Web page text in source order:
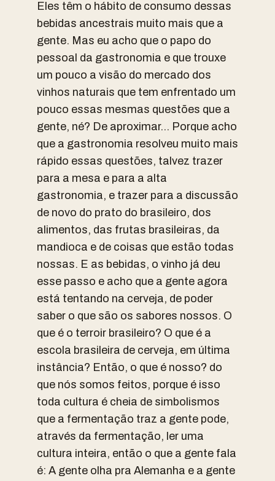
Eles têm o hábito de consumo dessas
bebidas ancestrais muito mais que a
gente. Mas eu acho que o papo do
pessoal da gastronomia e que trouxe
um pouco a visão do mercado dos
vinhos naturais que tem enfrentado um
pouco essas mesmas questões que a
gente, né? De aproximar… Porque acho
que a gastronomia resolveu muito mais
rápido essas questões, talvez trazer
para a mesa e para a alta
gastronomia, e trazer para a discussão
de novo do prato do brasileiro, dos
alimentos, das frutas brasileiras, da
mandioca e de coisas que estão todas
nossas. E as bebidas, o vinho já deu
esse passo e acho que a gente agora
está tentando na cerveja, de poder
saber o que são os sabores nossos. O
que é o terroir brasileiro? O que é a
escola brasileira de cerveja, em última
instância? Então, o que é nosso? do
que nós somos feitos, porque é isso
toda cultura é cheia de simbolismos
que a fermentação traz a gente pode,
através da fermentação, ler uma
cultura inteira, então o que a gente fala
é: A gente olha pra Alemanha e a gente